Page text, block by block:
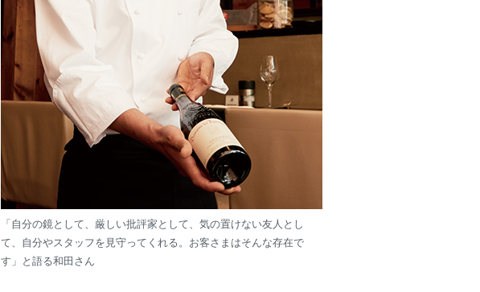
「自分の鏡として、厳しい批評家として、気の置けない友人とし
て、自分やスタッフを見守ってくれる。お客さまはそんな存在で
す」と語る和田さん